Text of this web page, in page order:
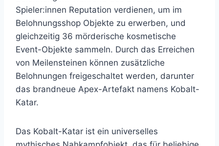
Spieler:innen Reputation verdienen, um im
Belohnungsshop Objekte zu erwerben, und
gleichzeitig 36 mörderische kosmetische
Event-Objekte sammeln. Durch das Erreichen
von Meilensteinen können zusätzliche
Belohnungen freigeschaltet werden, darunter
das brandneue Apex-Artefakt namens Kobalt-
Katar.
Das Kobalt-Katar ist ein universelles